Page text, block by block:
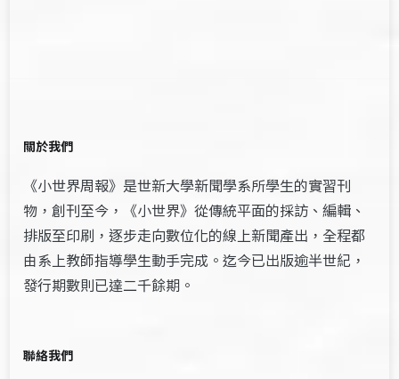
關於我們
《小世界周報》是世新大學新聞學系所學生的實習刊
物，創刊至今，《小世界》從傳統平面的採訪、編輯、
排版至印刷，逐步走向數位化的線上新聞產出，全程都
由系上教師指導學生動手完成。迄今已出版逾半世紀，
發行期數則已達二千餘期。
聯絡我們